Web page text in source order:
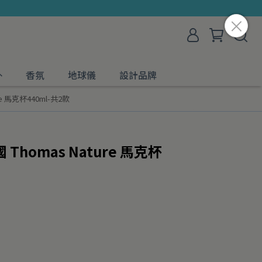
香氛 地球儀 設計品牌
克杯440ml-共2款
Thomas Nature 馬克杯